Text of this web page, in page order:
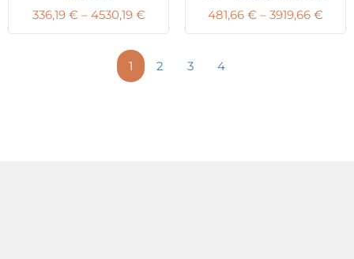
336,19 € – 4530,19 €Price
range:
through
481,66 € – 3919,66 €
1 2 3 4